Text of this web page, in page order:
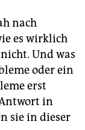
nach
es wirklich
Und was
oder ein
erst
in
sie in dieser